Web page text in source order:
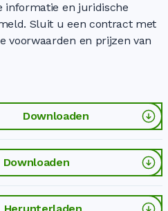
informatie en juridische
Sluit u een contract met
voorwaarden en prijzen van
Downloaden
Downloaden